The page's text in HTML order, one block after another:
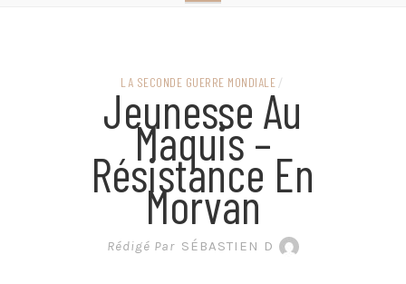
SCIENCES,
LITTÉRATURE EN
BANDE DESSINÉE
LA SECONDE GUERRE MONDIALE /
Jeunesse Au
Maquis –
Résistance En
Morvan
Rédigé Par SÉBASTIEN D